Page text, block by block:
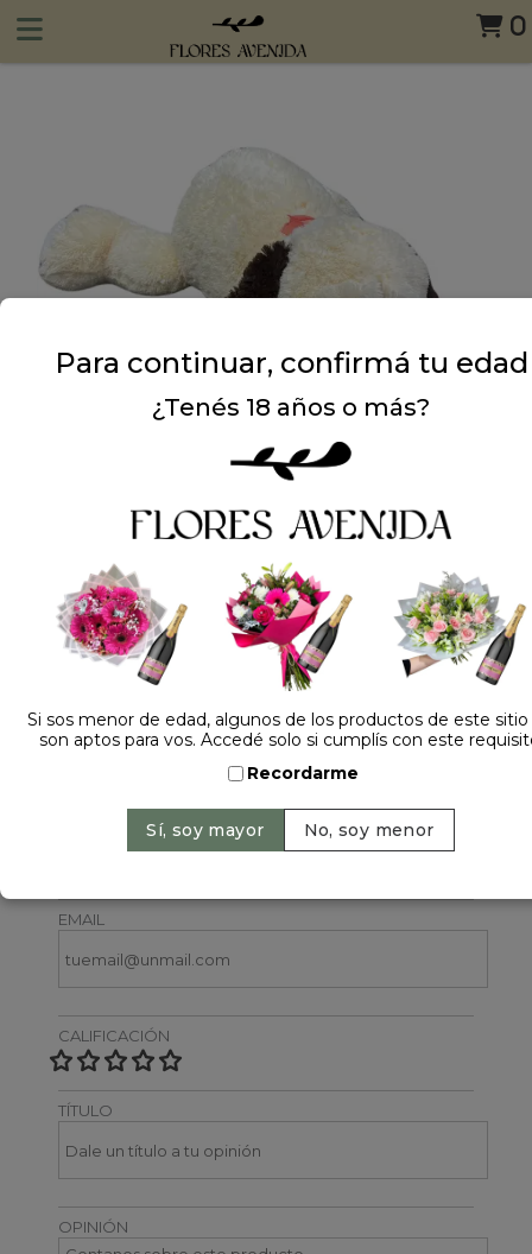
0
Dejá tu opinión
EMAIL
CALIFICACIÓN
TÍTULO
OPINIÓN
Para continuar, confirmá tu edad
¿Tenés 18 años o más?
Si sos menor de edad, algunos de los productos de este
son aptos para vos. Accedé solo si cumplís con este
Recordarme